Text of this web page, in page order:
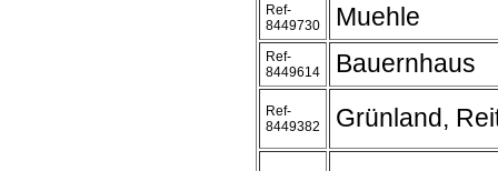
Ref-
8449730
Muehle
Ref-
8449614
Bauernhaus
Ref-
8449382
Grünland,